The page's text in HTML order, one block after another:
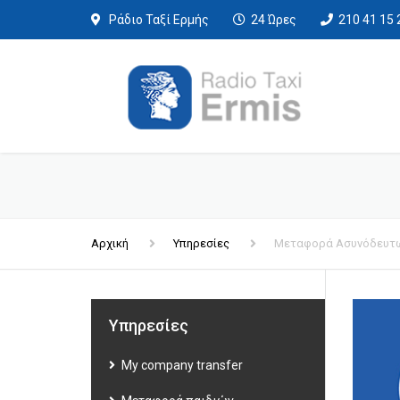
Ράδιο Ταξί Ερμής 24 Ώρες 210 41 15
Αρχική Υπηρεσίες Μεταφορά
Υπηρεσίες
My company transfer